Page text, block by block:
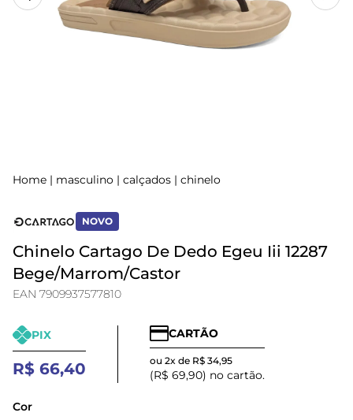
Home | masculino | calçados | chinelo
NOVO
Chinelo Cartago De Dedo Egeu Iii 12287
Bege/Marrom/Castor
EAN 7909937577810
PIX
R$ 66,40
CARTÃO
ou 2x de R$ 34,95
(R$ 69,90) no cartão.
Cor